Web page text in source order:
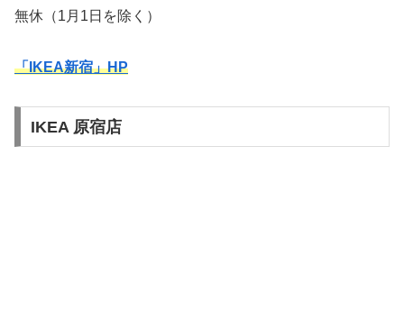
無休（1月1日を除く）
「IKEA新宿」HP
IKEA 原宿店